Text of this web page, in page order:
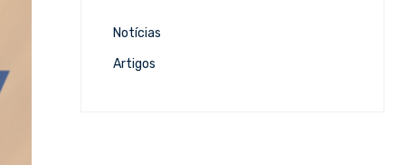
Notícias
Artigos